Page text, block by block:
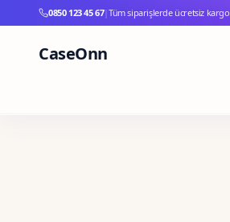
0850 123 45 67|Tüm siparişlerde ücretsiz kargo
CaseOnn